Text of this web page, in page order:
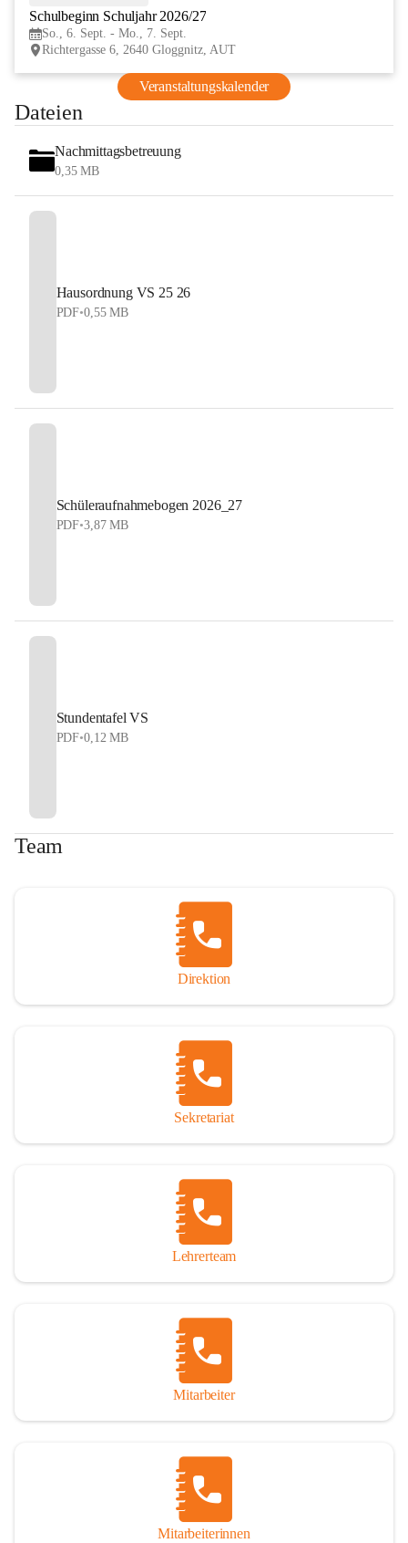
Schulbeginn Schuljahr 2026/27
So., 6. Sept. - Mo., 7. Sept.
Richtergasse 6, 2640 Gloggnitz, AUT
Veranstaltungskalender
Dateien
Nachmittagsbetreuung
0,35 MB
Hausordnung VS 25 26
PDF•0,55 MB
Schüleraufnahmebogen 2026_27
PDF•3,87 MB
Stundentafel VS
PDF•0,12 MB
Team
Direktion
Sekretariat
Lehrerteam
Mitarbeiter
Mitarbeiterinnen